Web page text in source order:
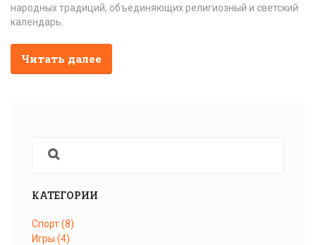
народных традиций, объединяющих религиозный и светский
календарь.
Читать далее
КАТЕГОРИИ
Спорт(8)
Игры (4)